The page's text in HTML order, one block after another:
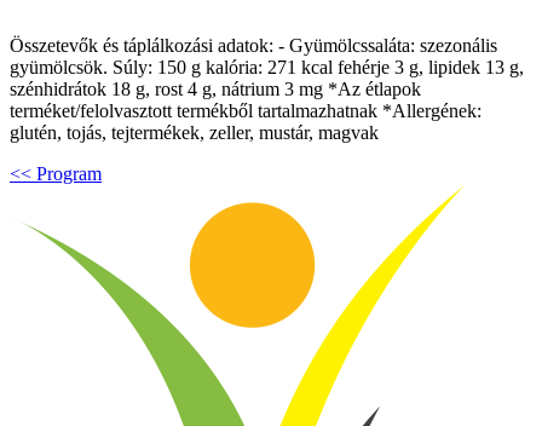
Összetevők és táplálkozási adatok: - Gyümölcssaláta: szezonális
gyümölcsök. Súly: 150 g kalória: 271 kcal fehérje 3 g, lipidek 13 g,
szénhidrátok 18 g, rost 4 g, nátrium 3 mg *Az étlapok
terméket/felolvasztott termékből tartalmazhatnak *Allergének:
glutén, tojás, tejtermékek, zeller, mustár, magvak
<< Program